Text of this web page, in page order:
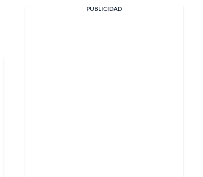
PUBLICIDAD